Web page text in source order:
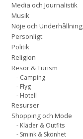
Media och Journalistik
Musik
Nöje och Underhållning
Personligt
Politik
Religion
Resor & Turism
- Camping
- Flyg
- Hotell
Resurser
Shopping och Mode
- Kläder & Outfits
- Smink & Skönhet